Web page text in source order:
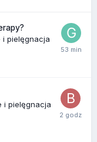
i pielęgnacja
i pielęgnacja